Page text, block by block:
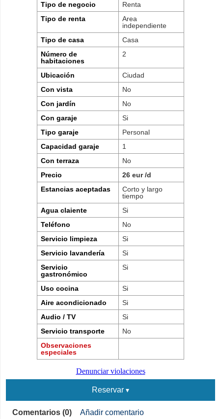
Tipo de negocio
Renta
Tipo de renta
Area
independiente
Tipo de casa
Casa
Número de
habitaciones
2
Ubicación
Ciudad
Con vista
No
Con jardín
No
Con garaje
Si
Tipo garaje
Personal
Capacidad garaje
1
Con terraza
No
Precio
26 eur /d
Estancias aceptadas
Corto y largo
tiempo
Agua claiente
Si
Teléfono
No
Servicio limpieza
Si
Servicio lavandería
Si
Servicio
gastronómico
Si
Uso cocina
Si
Aire acondicionado
Si
Audio / TV
Si
Servicio transporte
No
Observaciones
especiales
Denunciar violaciones
Reservar
Comentarios (0) Añadir comentario